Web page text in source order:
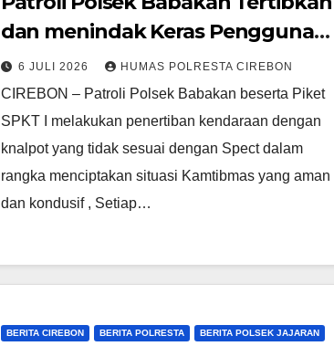
dan menindak Keras Pengguna
kendaraan berKnalpot Tidak
sesuai dengan spesifikasi
(Bising/brong)
6 JULI 2026 HUMAS POLRESTA CIREBON
CIREBON – Patroli Polsek Babakan beserta Piket
SPKT I melakukan penertiban kendaraan dengan
knalpot yang tidak sesuai dengan Spect dalam
rangka menciptakan situasi Kamtibmas yang aman
dan kondusif , Setiap…
BERITA CIREBON BERITA POLRESTA BERITA POLSEK JAJARAN